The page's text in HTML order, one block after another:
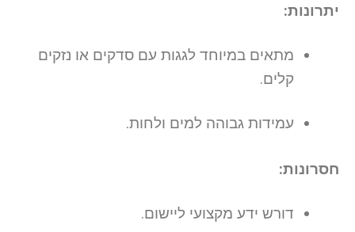
יתרונות:
מתאים במיוחד לגגות עם סדקים או נזקים
קלים.
עמידות גבוהה למים ולחות.
חסרונות:
דורש ידע מקצועי ליישום.